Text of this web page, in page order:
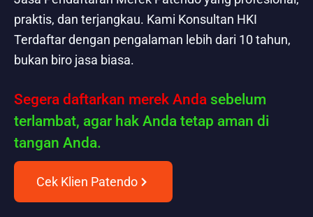
praktis, dan terjangkau. Kami Konsultan HKI
Terdaftar dengan pengalaman lebih dari 10 tahun,
bukan biro jasa biasa.
Segera daftarkan merek Anda sebelum
terlambat, agar hak Anda tetap aman di
tangan Anda.
Cek Klien Patendo